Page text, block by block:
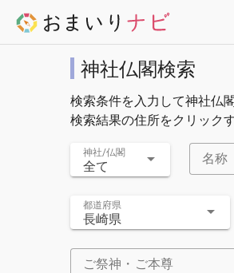
神社仏閣検索
検索条件を入力して神社仏
検索結果の住所をクリック
神社/仏閣
全て
名称
都道府県
長崎県
ご祭神・ご本尊